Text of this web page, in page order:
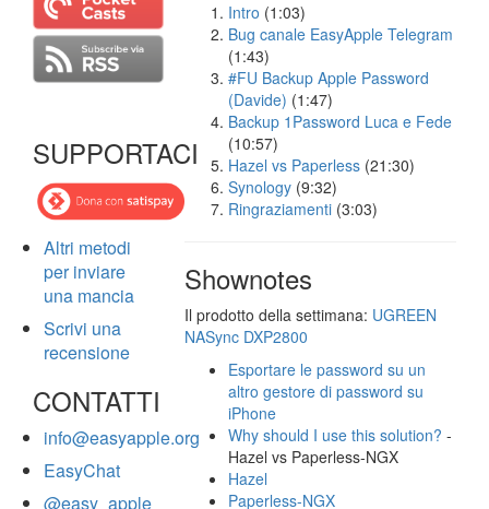
SUPPORTACI
Altri metodi
per inviare
una mancia
Scrivi una
recensione
CONTATTI
info@easyapple.org
EasyChat
@easy_apple
Intro (1:03)
Bug canale EasyApple Telegram
(1:43)
#FU Backup Apple Password
(Davide) (1:47)
Backup 1Password Luca e Fede
(10:57)
Hazel vs Paperless (21:30)
Synology (9:32)
Ringraziamenti (3:03)
Shownotes
Il prodotto della settimana: UGREEN
NASync DXP2800
Esportare le password su un
altro gestore di password su
iPhone
Why should I use this solution? -
Hazel vs Paperless-NGX
Hazel
Paperless-NGX